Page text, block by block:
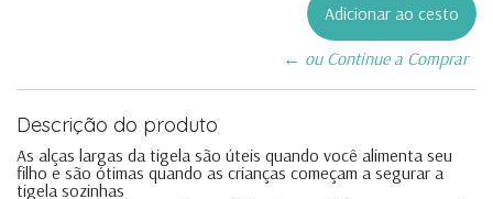
← ou Continue a Comprar
Descrição do produto
As alças largas da tigela são úteis quando você alimenta seu
filho e são ótimas quando as crianças começam a segurar a
tigela sozinhas